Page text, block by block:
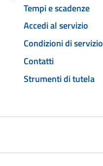
Tempi e scadenze
Accedi al servizio
Condizioni di servizio
Contatti
Strumenti di tutela